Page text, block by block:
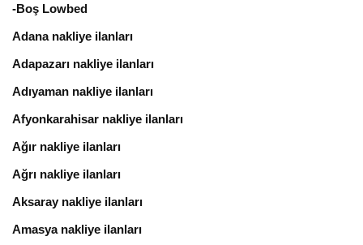
-Boş Lowbed
Adana nakliye ilanları
Adapazarı nakliye ilanları
Adıyaman nakliye ilanları
Afyonkarahisar nakliye ilanları
Ağır nakliye ilanları
Ağrı nakliye ilanları
Aksaray nakliye ilanları
Amasya nakliye ilanları